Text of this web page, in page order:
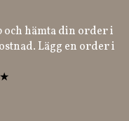
och hämta din order i
Lägg en order i
★